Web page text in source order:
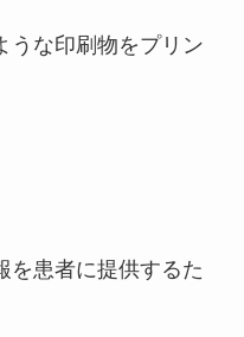
うな印刷物をプリン
を患者に提供するた